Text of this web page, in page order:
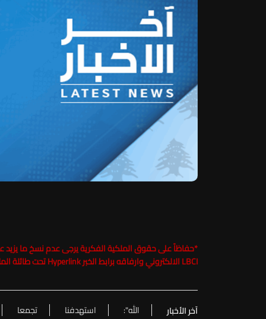
*
LBCI الالكتروني وارفاقه برابط الخبر Hyperlink تحت طائلة الملاحقة القانونية
آخر الأخبار الله": استهدفنا تجمعا